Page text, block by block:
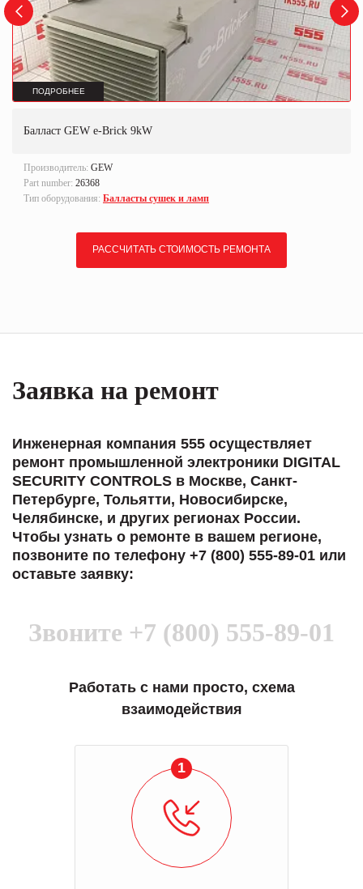
ПОДРОБНЕЕ
Балласт GEW e-Brick 9kW
Производитель: GEW
Part number: 26368
Тип оборудования: Балласты сушек и ламп
РАССЧИТАТЬ СТОИМОСТЬ РЕМОНТА
Заявка на ремонт
Инженерная компания 555 осуществляет
ремонт промышленной электроники DIGITAL
SECURITY CONTROLS в Москве, Санкт-
Петербурге, Тольятти, Новосибирске,
Челябинске, и других регионах России.
Чтобы узнать о ремонте в вашем регионе,
позвоните по телефону +7 (800) 555-89-01 или
оставьте заявку:
Звоните +7 (800) 555-89-01
Работать с нами просто, схема
взаимодействия
1